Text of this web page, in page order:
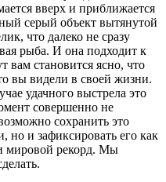
вверх и приближается
серый объект вытянутой
что далеко не сразу
рыба. И она подходит к
вам становится ясно, что
вы видели в своей жизни.
удачного выстрела это
совершенно не
сохранить это
но и зафиксировать его как
мировой рекорд. Мы